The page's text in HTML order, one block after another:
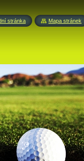
stránka Mapa stránek